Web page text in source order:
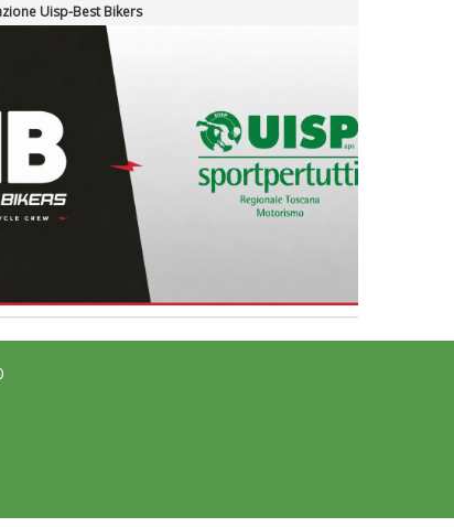
La formazione Uisp rallenta ma
prosegue anche in estate
Tiziano Pesce nel Cda di
Fondazione Terzjus: prima riunione
a Roma
Uisp-Best Bikers